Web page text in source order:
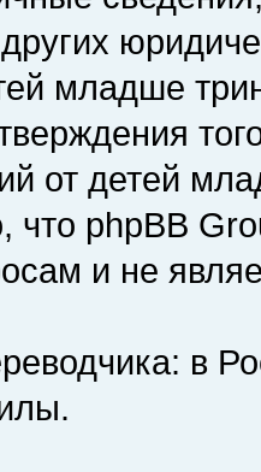
младше
от детей
что phpBB
и не
в